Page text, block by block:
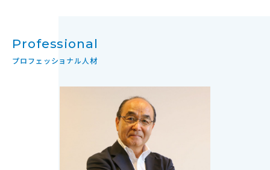
Professional
プロフェッショナル人材